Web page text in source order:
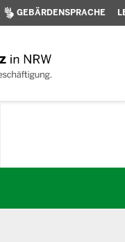
GEBÄRDENSPRACHE